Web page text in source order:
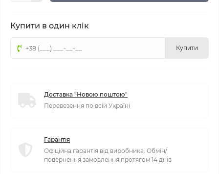
Купити в один клік
Купити
Доставка "Новою поштою"
Перевезення по всій Україні
Гарантія
Офіційна гарантія від виробника. Обмін/
повернення замовлення протягом 14 днів